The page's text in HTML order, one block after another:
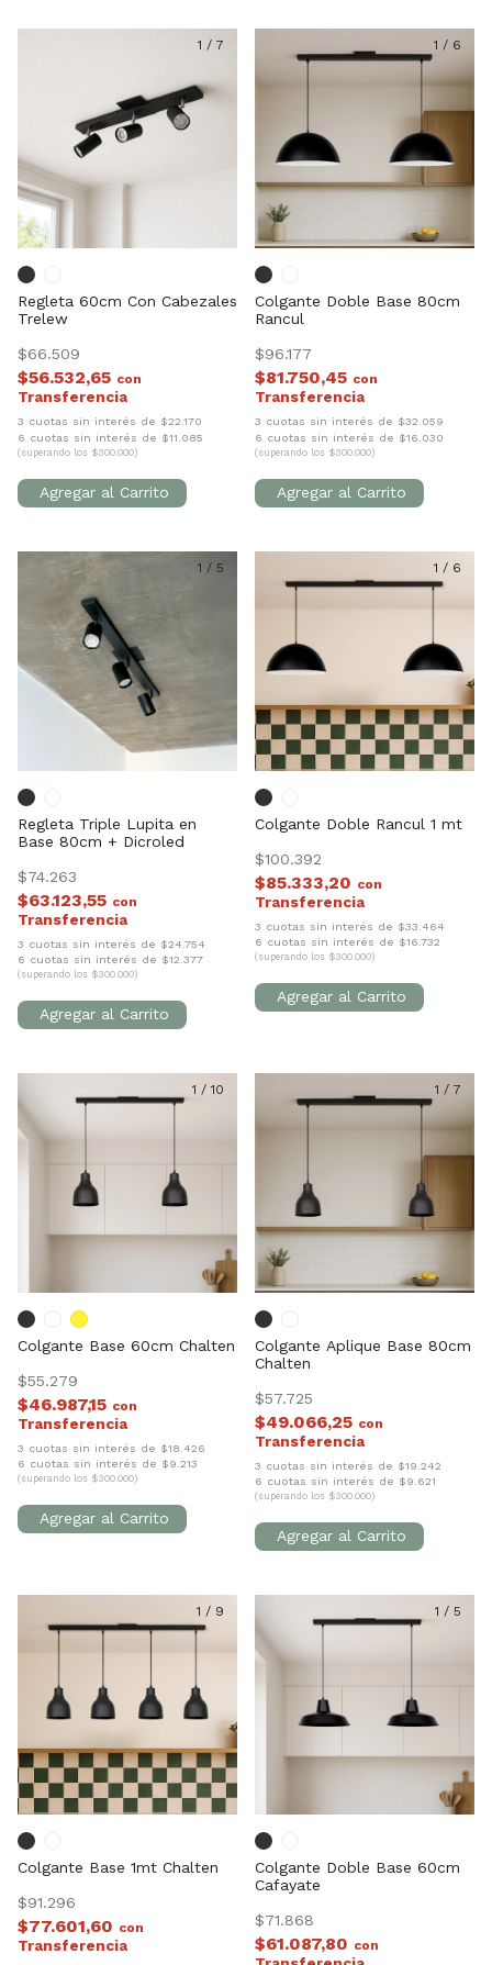
1 / 7
Regleta 60cm Con Cabezales
Trelew
$66.509
$56.532,65 con
3 cuotas sin interés de $22.170
6 cuotas sin interés de $11.085
(superando los $300.000)
1 / 6
Colgante Doble Base 80cm
Rancul
$96.177
$81.750,45 con
3 cuotas sin interés de $32.059
6 cuotas sin interés de $16.030
(superando los $300.000)
1 / 5
Regleta Triple Lupita en
Base 80cm + Dicroled
$74.263
$63.123,55 con
3 cuotas sin interés de $24.754
6 cuotas sin interés de $12.377
(superando los $300.000)
1 / 6
Colgante Doble Rancul 1 mt
$100.392
$85.333,20 con
3 cuotas sin interés de $33.464
6 cuotas sin interés de $16.732
(superando los $300.000)
1 / 10
Colgante Base 60cm Chalten
$55.279
$46.987,15 con
3 cuotas sin interés de $18.426
6 cuotas sin interés de $9.213
(superando los $300.000)
1 / 7
Colgante Aplique Base 80cm
Chalten
$57.725
$49.066,25 con
3 cuotas sin interés de $19.242
6 cuotas sin interés de $9.621
(superando los $300.000)
1 / 9
Colgante Base 1mt Chalten
$91.296
$77.601,60 con
1 / 5
Colgante Doble Base 60cm
Cafayate
$71.868
$61.087,80 con